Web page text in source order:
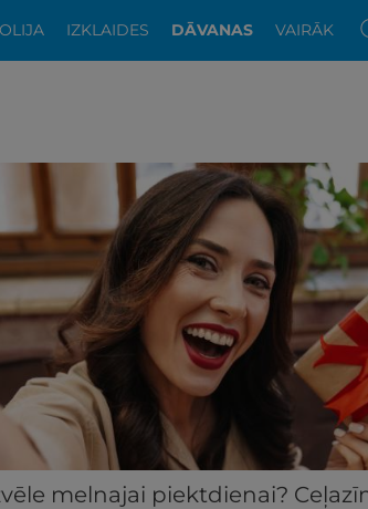
IZKLAIDES DĀVANAS VAIRĀK
melnajai piektdienai?